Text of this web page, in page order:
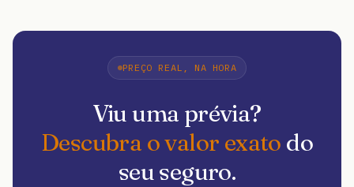
PREÇO REAL, NA HORA
Viu uma prévia?
Descubra o valor exato do
seu seguro.